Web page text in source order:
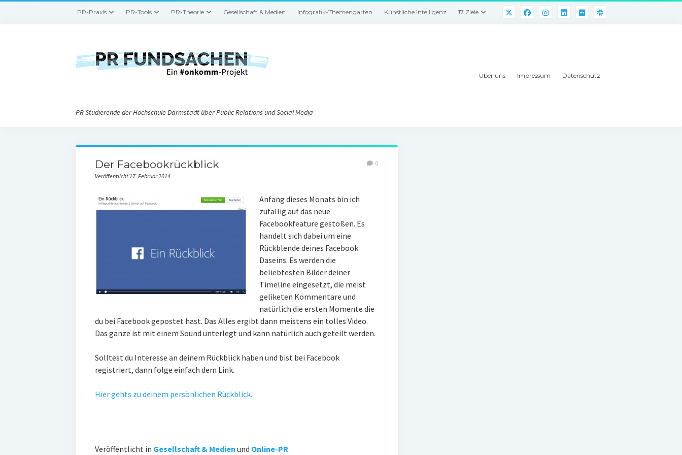
PR-Praxis PR-Tools PR-Theorie Gesellschaft & Medien Infografik-Themengarten Künstliche Intelligenz 17 Ziele
PR-Studierende der Hochschule Darmstadt über Public Relations und Social Media
Über uns Impressum Datenschutz
Der Facebookrückblick
Veröffentlicht 17. Februar 2014
0
Anfang dieses Monats bin ich
zufällig auf das neue
Facebookfeature gestoßen. Es
handelt sich dabei um eine
Rückblende deines Facebook
Daseins. Es werden die
beliebtesten Bilder deiner
Timeline eingesetzt, die meist
geliketen Kommentare und
natürlich die ersten Momente die
du bei Facebook gepostet hast. Das Alles ergibt dann meistens ein tolles Video.
Das ganze ist mit einem Sound unterlegt und kann natürlich auch geteilt werden.
Solltest du Interesse an deinem Rückblick haben und bist bei Facebook
registriert, dann folge einfach dem Link.
Hier gehts zu deinem persönlichen Rückblick.
Veröffentlicht in Gesellschaft & Medien und Online-PR